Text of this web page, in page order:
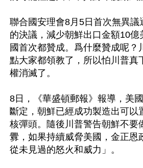
聯合國安理會8月5日首次無異議
的決議，減少朝鮮出口金額10億
國首次都贊成。爲什麼贊成呢？
點大家都領教了，所以怕川普真
權消滅了。
8日，《華盛頓郵報》報導，美
斷定，朝鮮已經成功製造出可以
核彈頭。隨後川普警告朝鮮不要
釁，如果持續威脅美國，金正恩
從未見過的怒火和威力」。